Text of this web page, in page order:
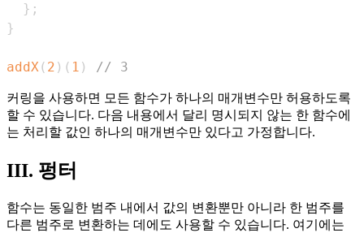
} ;
}
addX( 2 ) ( 1 ) // 3
커링을 사용하면 모든 함수가 하나의 매개변수만 허용하도록
할 수 있습니다. 다음 내용에서 달리 명시되지 않는 한 함수에
는 처리할 값인 하나의 매개변수만 있다고 가정합니다.
III. 펑터
함수는 동일한 범주 내에서 값의 변환뿐만 아니라 한 범주를
다른 범주로 변환하는 데에도 사용할 수 있습니다. 여기에는